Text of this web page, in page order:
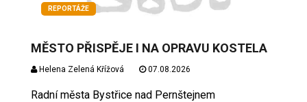
REPORTÁŽE
MĚSTO PŘISPĚJE I NA OPRAVU KOSTELA
Helena Zelená Křížová 07.08.2026
Radní města Bystřice nad Pernštejnem